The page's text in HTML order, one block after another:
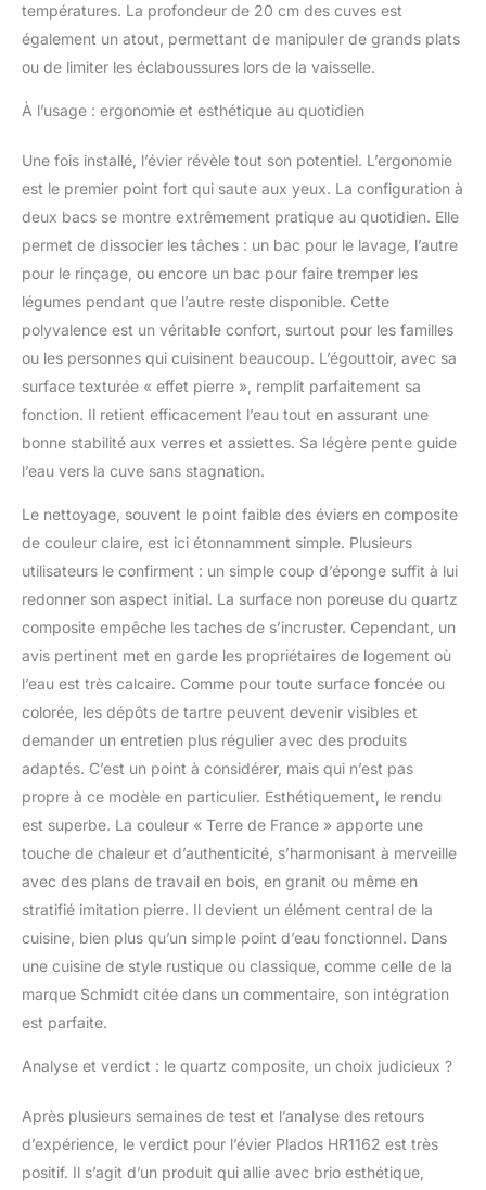
températures. La profondeur de 20 cm des cuves est
également un atout, permettant de manipuler de grands plats
ou de limiter les éclaboussures lors de la vaisselle.
À l’usage : ergonomie et esthétique au quotidien
Une fois installé, l’évier révèle tout son potentiel. L’ergonomie
est le premier point fort qui saute aux yeux. La configuration à
deux bacs se montre extrêmement pratique au quotidien. Elle
permet de dissocier les tâches : un bac pour le lavage, l’autre
pour le rinçage, ou encore un bac pour faire tremper les
légumes pendant que l’autre reste disponible. Cette
polyvalence est un véritable confort, surtout pour les familles
ou les personnes qui cuisinent beaucoup. L’égouttoir, avec sa
surface texturée « effet pierre », remplit parfaitement sa
fonction. Il retient efficacement l’eau tout en assurant une
bonne stabilité aux verres et assiettes. Sa légère pente guide
l’eau vers la cuve sans stagnation.
Le nettoyage, souvent le point faible des éviers en composite
de couleur claire, est ici étonnamment simple. Plusieurs
utilisateurs le confirment : un simple coup d’éponge suffit à lui
redonner son aspect initial. La surface non poreuse du quartz
composite empêche les taches de s’incruster. Cependant, un
avis pertinent met en garde les propriétaires de logement où
l’eau est très calcaire. Comme pour toute surface foncée ou
colorée, les dépôts de tartre peuvent devenir visibles et
demander un entretien plus régulier avec des produits
adaptés. C’est un point à considérer, mais qui n’est pas
propre à ce modèle en particulier. Esthétiquement, le rendu
est superbe. La couleur « Terre de France » apporte une
touche de chaleur et d’authenticité, s’harmonisant à merveille
avec des plans de travail en bois, en granit ou même en
stratifié imitation pierre. Il devient un élément central de la
cuisine, bien plus qu’un simple point d’eau fonctionnel. Dans
une cuisine de style rustique ou classique, comme celle de la
marque Schmidt citée dans un commentaire, son intégration
est parfaite.
Analyse et verdict : le quartz composite, un choix judicieux ?
Après plusieurs semaines de test et l’analyse des retours
d’expérience, le verdict pour l’évier Plados HR1162 est très
positif. Il s’agit d’un produit qui allie avec brio esthétique,